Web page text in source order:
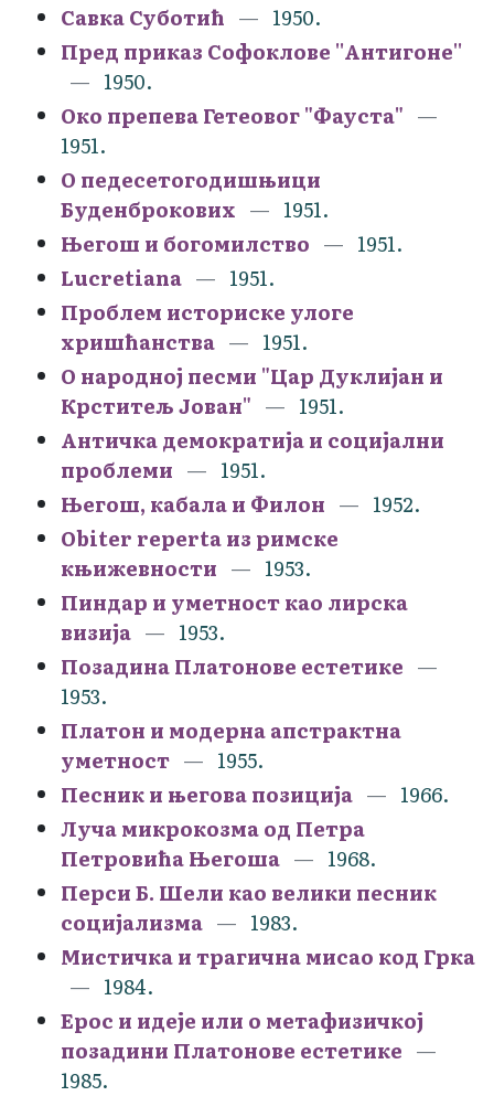
Савка Суботић
1950.
Пред приказ Софоклове ''Антигоне''
1950.
Око препева Гетеовог "Фауста"
1951.
О педесетогодишњици
Буденброкових
1951.
Његош и богомилство
1951.
Lucretiana
1951.
Проблем историске улоге
хришћанства
1951.
О народној песми "Цар Дуклијан и
Крститељ Јован"
1951.
Античка демократија и социјални
проблеми
1951.
Његош, кабала и Филон
1952.
Obiter reperta из римске
књижевности
1953.
Пиндар и уметност као лирска
визија
1953.
Позадина Платонове естетике
1953.
Платон и модерна апстрактна
уметност
1955.
Песник и његова позиција
1966.
Луча микрокозма од Петра
Петровића Његоша
1968.
Перси Б. Шели као велики песник
социјализма
1983.
Мистичка и трагична мисао код Грка
1984.
Ерос и идеје или о метафизичкој
позадини Платонове естетике
1985.